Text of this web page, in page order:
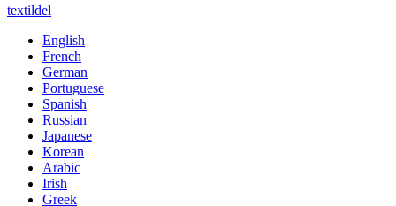
textildel
English
French
German
Portuguese
Spanish
Russian
Japanese
Korean
Arabic
Irish
Greek